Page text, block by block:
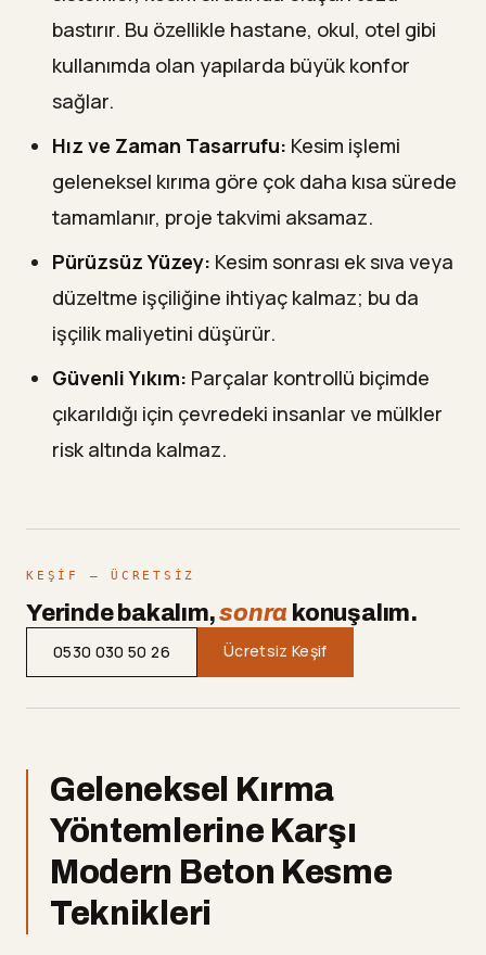
bastırır. Bu özellikle hastane, okul, otel gibi
kullanımda olan yapılarda büyük konfor
sağlar.
Hız ve Zaman Tasarrufu: Kesim işlemi
geleneksel kırıma göre çok daha kısa sürede
tamamlanır, proje takvimi aksamaz.
Pürüzsüz Yüzey: Kesim sonrası ek sıva veya
düzeltme işçiliğine ihtiyaç kalmaz; bu da
işçilik maliyetini düşürür.
Güvenli Yıkım: Parçalar kontrollü biçimde
çıkarıldığı için çevredeki insanlar ve mülkler
risk altında kalmaz.
KEŞIF — ÜCRETSIZ
Yerinde bakalım,sonra konuşalım.
0530 030 50 26 Ücretsiz Keşif
Geleneksel Kırma
Yöntemlerine Karşı
Modern Beton Kesme
Teknikleri